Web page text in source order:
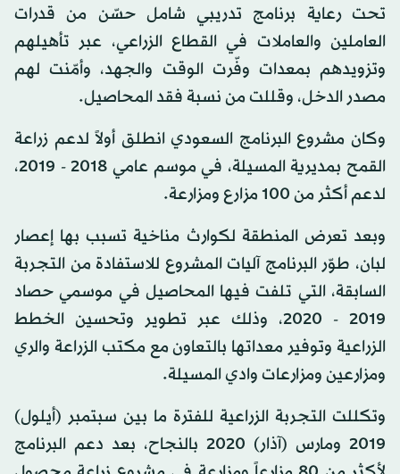
تحت رعاية برنامج تدريبي شامل حسّن من قدرات
العاملين والعاملات في القطاع الزراعي، عبر تأهيلهم
وتزويدهم بمعدات وفّرت الوقت والجهد، وأمّنت لهم
مصدر الدخل، وقللت من نسبة فقد المحاصيل.
وكان مشروع البرنامج السعودي انطلق أولاً لدعم زراعة
القمح بمديرية المسيلة، في موسم عامي 2018 - 2019،
لدعم أكثر من 100 مزارع ومزارعة.
وبعد تعرض المنطقة لكوارث مناخية تسبب بها إعصار
لبان، طوّر البرنامج آليات المشروع للاستفادة من التجربة
السابقة، التي تلفت فيها المحاصيل في موسمي حصاد
2019 - 2020، وذلك عبر تطوير وتحسين الخطط
الزراعية وتوفير معداتها بالتعاون مع مكتب الزراعة والري
ومزارعين ومزارعات وادي المسيلة.
وتكللت التجربة الزراعية للفترة ما بين سبتمبر (أيلول)
2019 ومارس (آذار) 2020 بالنجاح، بعد دعم البرنامج